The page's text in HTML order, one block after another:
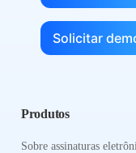
Solicitar
Produtos
Sobre assinaturas